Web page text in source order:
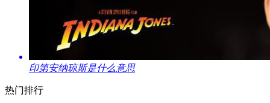
​印第安纳琼斯是什么意思
热门排行